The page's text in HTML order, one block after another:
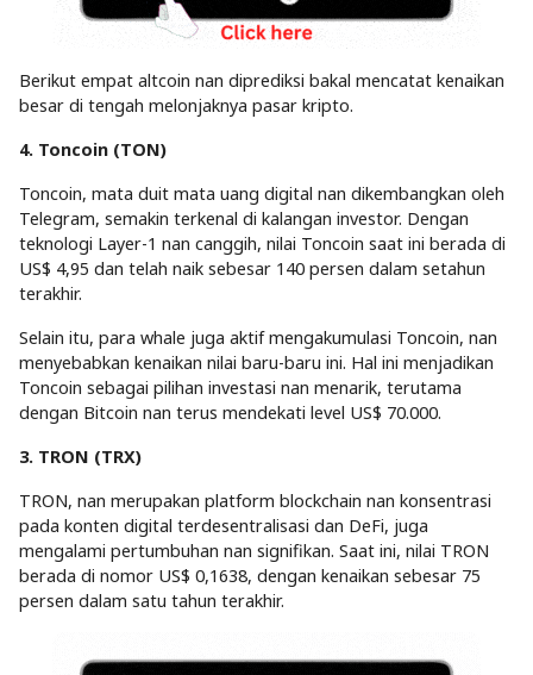
Berikut empat altcoin nan diprediksi bakal mencatat kenaikan
besar di tengah melonjaknya pasar kripto.
4. Toncoin (TON)
Toncoin, mata duit mata uang digital nan dikembangkan oleh
Telegram, semakin terkenal di kalangan investor. Dengan
teknologi Layer-1 nan canggih, nilai Toncoin saat ini berada di
US$ 4,95 dan telah naik sebesar 140 persen dalam setahun
terakhir.
Selain itu, para whale juga aktif mengakumulasi Toncoin, nan
menyebabkan kenaikan nilai baru-baru ini. Hal ini menjadikan
Toncoin sebagai pilihan investasi nan menarik, terutama
dengan Bitcoin nan terus mendekati level US$ 70.000.
3. TRON (TRX)
TRON, nan merupakan platform blockchain nan konsentrasi
pada konten digital terdesentralisasi dan DeFi, juga
mengalami pertumbuhan nan signifikan. Saat ini, nilai TRON
berada di nomor US$ 0,1638, dengan kenaikan sebesar 75
persen dalam satu tahun terakhir.